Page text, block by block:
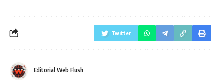
Twitter
Editorial Web Flush